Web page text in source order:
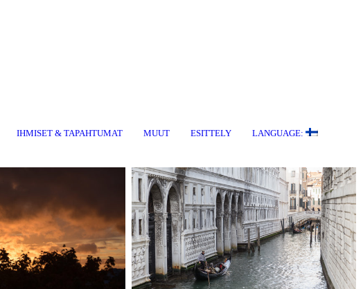
IHMISET & TAPAHTUMAT MUUT ESITTELY LANGUAGE: